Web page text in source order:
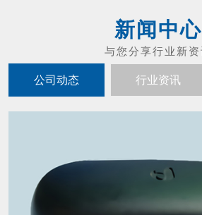
新闻中心
公司动态 行业资讯